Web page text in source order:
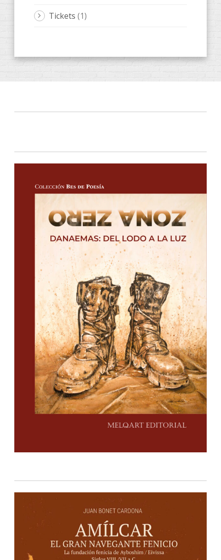
Tickets (1)